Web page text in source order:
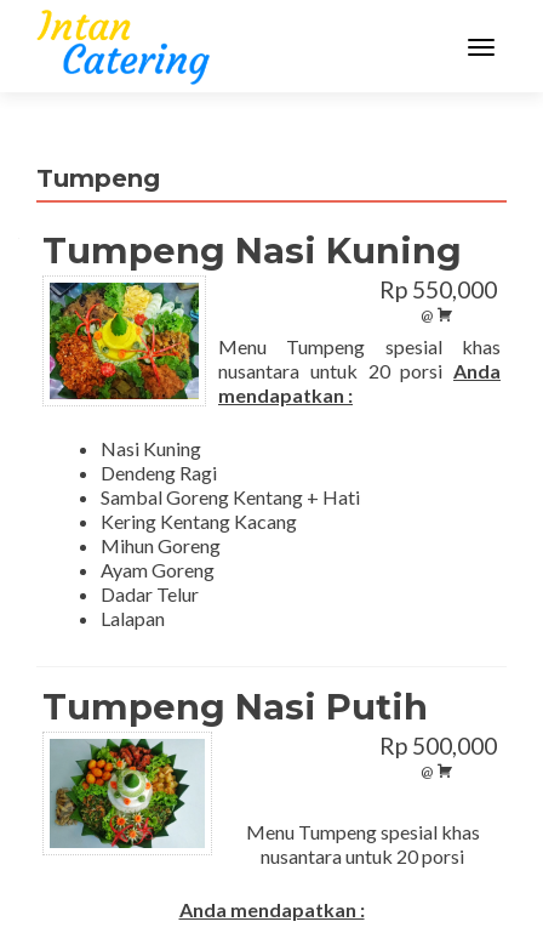
Tumpeng
Tumpeng Nasi Kuning
Rp 550,000
@
Menu Tumpeng spesial khas
nusantara untuk 20 porsi Anda
mendapatkan :
Nasi Kuning
Dendeng Ragi
Sambal Goreng Kentang + Hati
Kering Kentang Kacang
Mihun Goreng
Ayam Goreng
Dadar Telur
Lalapan
Tumpeng Nasi Putih
Rp 500,000
@
Menu Tumpeng spesial khas
nusantara untuk 20 porsi
Anda mendapatkan :